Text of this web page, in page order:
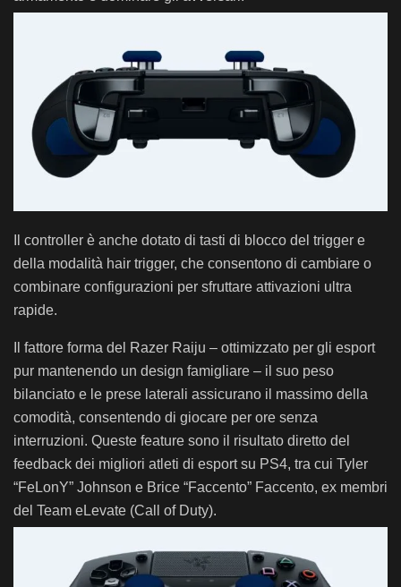
Il controller è anche dotato di tasti di blocco del trigger e
della modalità hair trigger, che consentono di cambiare o
combinare configurazioni per sfruttare attivazioni ultra
rapide.
Il fattore forma del Razer Raiju – ottimizzato per gli esport
pur mantenendo un design famigliare – il suo peso
bilanciato e le prese laterali assicurano il massimo della
comodità, consentendo di giocare per ore senza
interruzioni. Queste feature sono il risultato diretto del
feedback dei migliori atleti di esport su PS4, tra cui Tyler
“FeLonY” Johnson e Brice “Faccento” Faccento, ex membri
del Team eLevate (Call of Duty).